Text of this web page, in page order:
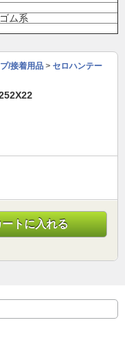
ム系
/接着用品 > セロハンテー
ートに入れる